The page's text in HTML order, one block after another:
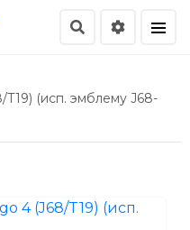
(исп. эмблему J68-